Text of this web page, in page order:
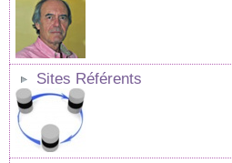
Sites Référents